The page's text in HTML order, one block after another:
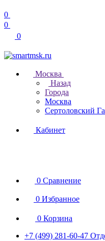
0
0
0
Москва
Назад
Города
Москва
Сертоловский
Кабинет
0 Сравнение
0 Избранное
0 Корзина
+7 (499) 281-60-47